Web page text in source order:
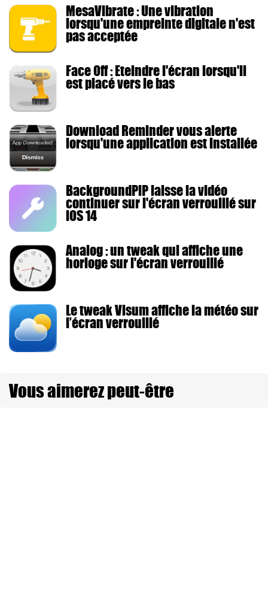
MesaVibrate : Une vibration
lorsqu'une empreinte digitale n'est
pas acceptée
Face Off : Eteindre l'écran lorsqu'il
est placé vers le bas
Download Reminder vous alerte
lorsqu'une application est installée
BackgroundPiP laisse la vidéo
continuer sur l'écran verrouillé sur
iOS 14
Analog : un tweak qui affiche une
horloge sur l'écran verrouillé
Le tweak Visum affiche la météo sur
l’écran verrouillé
Vous aimerez peut-être